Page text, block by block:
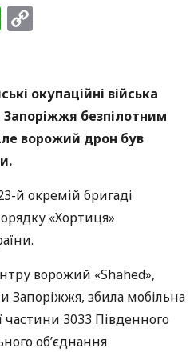
WhatsApp
окупаційні війська
безпілотним
ворожий дрон був
й окремій бригаді
«Хортиця»
ворожий «Shahed»,
Запоріжжя, збила мобільна
частини 3033 Південного
об’єднання